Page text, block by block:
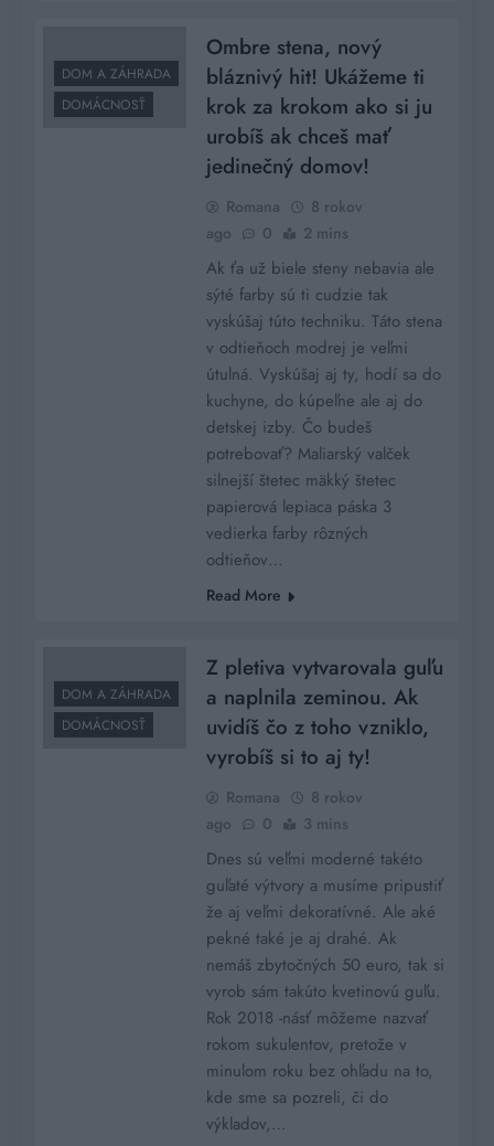
DOM A ZÁHRADA
DOMÁCNOSŤ
Ombre stena, nový
bláznivý hit! Ukážeme ti
krok za krokom ako si ju
urobíš ak chceš mať
jedinečný domov!
Romana
8 rokov
ago
0 2 mins
Ak ťa už biele steny nebavia ale
sýté farby sú ti cudzie tak
vyskúšaj túto techniku. Táto stena
v odtieňoch modrej je veľmi
útulná. Vyskúšaj aj ty, hodí sa do
kuchyne, do kúpeľne ale aj do
detskej izby. Čo budeš
potrebovať? Maliarský valček
silnejší štetec mäkký štetec
papierová lepiaca páska 3
vedierka farby rôzných
odtieňov…
Read More
DOM A ZÁHRADA
DOMÁCNOSŤ
Z pletiva vytvarovala guľu
a naplnila zeminou. Ak
uvidíš čo z toho vzniklo,
vyrobíš si to aj ty!
Romana
8 rokov
ago
0 3 mins
Dnes sú veľmi moderné takéto
guľaté výtvory a musíme pripustiť
že aj veľmi dekoratívné. Ale aké
pekné také je aj drahé. Ak
nemáš zbytočných 50 euro, tak si
vyrob sám takúto kvetinovú guľu.
Rok 2018 -násť môžeme nazvať
rokom sukulentov, pretože v
minulom roku bez ohľadu na to,
kde sme sa pozreli, či do
výkladov,…